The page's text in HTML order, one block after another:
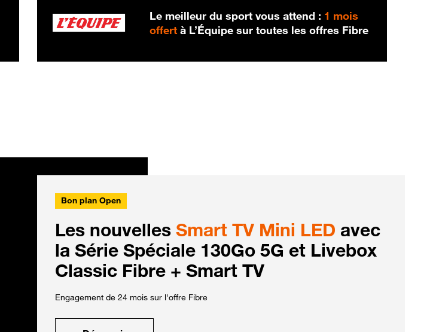
Le meilleur du sport vous attend : 1 mois
offert à L’Équipe sur toutes les offres Fibre
Bon plan Open
Les nouvelles Smart TV Mini LED avec
la Série Spéciale 130Go 5G et Livebox
Classic Fibre + Smart TV
Engagement de 24 mois sur l'offre Fibre